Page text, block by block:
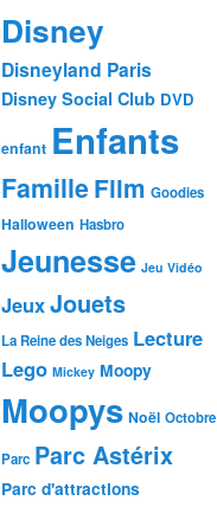
Disney
Disneyland Paris
Disney Social Club DVD
enfant Enfants
FamilleFilm Goodies
Halloween Hasbro
Jeunesse Jeu Vidéo
JeuxJouets
La Reine des Neiges Lecture
Lego Mickey Moopy
Moopys Noël Octobre
Parc Parc Astérix
Parc d'attractions